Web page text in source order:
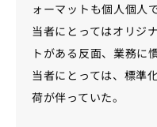
ォーマットも個人個人
当者にとってはオリジ
トがある反面、業務に
当者にとっては、標準
荷が伴っていた。